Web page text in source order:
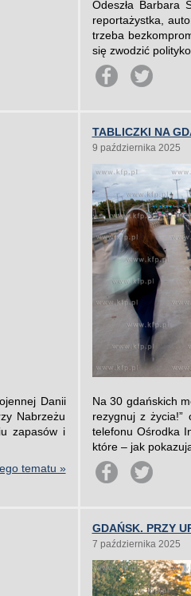
Odeszła Barbara
reportażystka,
trzeba
się zwodzić
Danii
Nabrzeżu
zapasów i
tematu »
TABLICZKI NA
9 października 2025
Na 30 gdańskich
rezygnuj z życia!”
telefonu Ośrodka
które – jak
GDAŃSK. PRZY
7 października 2025